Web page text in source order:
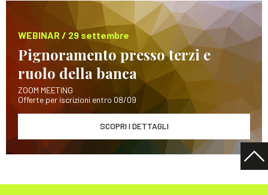
WEBINAR / 29 settembre
Pignoramento presso terzi e
ruolo della banca
ZOOM MEETING
Offerte per iscrizioni entro 08/09
SCOPRI I DETTAGLI